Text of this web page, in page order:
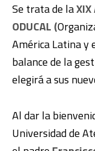
Se trata de la
ODUCAL (
América Latina y
balance de la
elegirá a sus
Al dar la
Universidad de